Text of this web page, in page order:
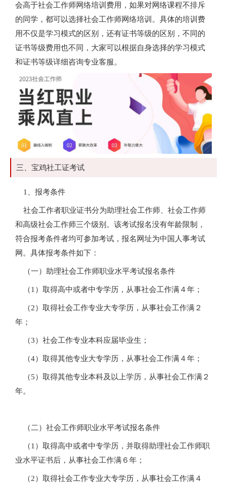
会高于社会工作师网络培训费用，如果对网络课程不排斥
的同学，都可以选择社会工作师网络培训。具体的培训费
用不仅是学习模式的区别，还有证书等级的区别，不同的
证书等级费用也不同，大家可以根据自身选择的学习模式
和证书等级详细咨询专业客服。
三、宝鸡社工证考试
1、报考条件
社会工作者职业证书分为助理社会工作师、社会工作师
和高级社会工作师三个级别。该考试报名没有年龄限制，
符合报考条件者均可参加考试，报名网址为中国人事考试
网。具体报考条件如下：
（一）助理社会工作师职业水平考试报名条件
（1）取得高中或者中专学历，从事社会工作满４年；
（2）取得社会工作专业大专学历，从事社会工作满２
年；
（3）社会工作专业本科应届毕业生；
（4）取得其他专业大专学历，从事社会工作满４年；
（5）取得其他专业本科及以上学历，从事社会工作满２
年。
（二）社会工作师职业水平考试报名条件
（1）取得高中或者中专学历，并取得助理社会工作师职
业水平证书后，从事社会工作满６年；
（2）取得社会工作专业大专学历，从事社会工作满４